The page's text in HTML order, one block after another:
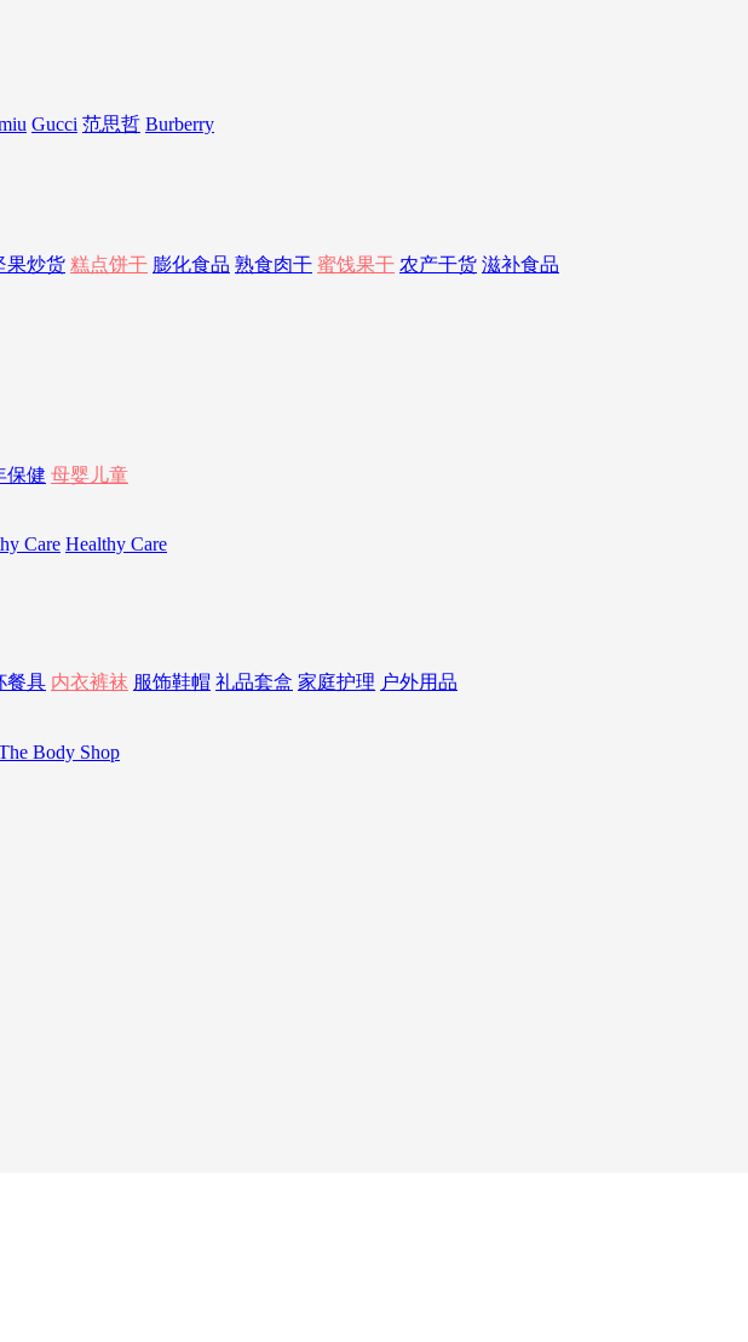
Gucci 范思哲 Burberry
果炒货 糕点饼干 膨化食品 熟食肉干 蜜饯果干 农产干货 滋补食品
保健 母婴儿童
Care Healthy Care
餐具 内衣裤袜 服饰鞋帽 礼品套盒 家庭护理 户外用品
Body Shop